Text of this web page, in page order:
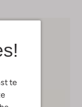
te